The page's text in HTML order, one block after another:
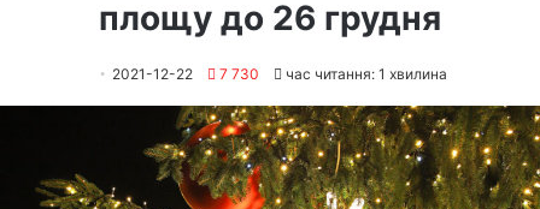
площу до 26 грудня
2021-12-22 7 730 час читання: 1 хвилина